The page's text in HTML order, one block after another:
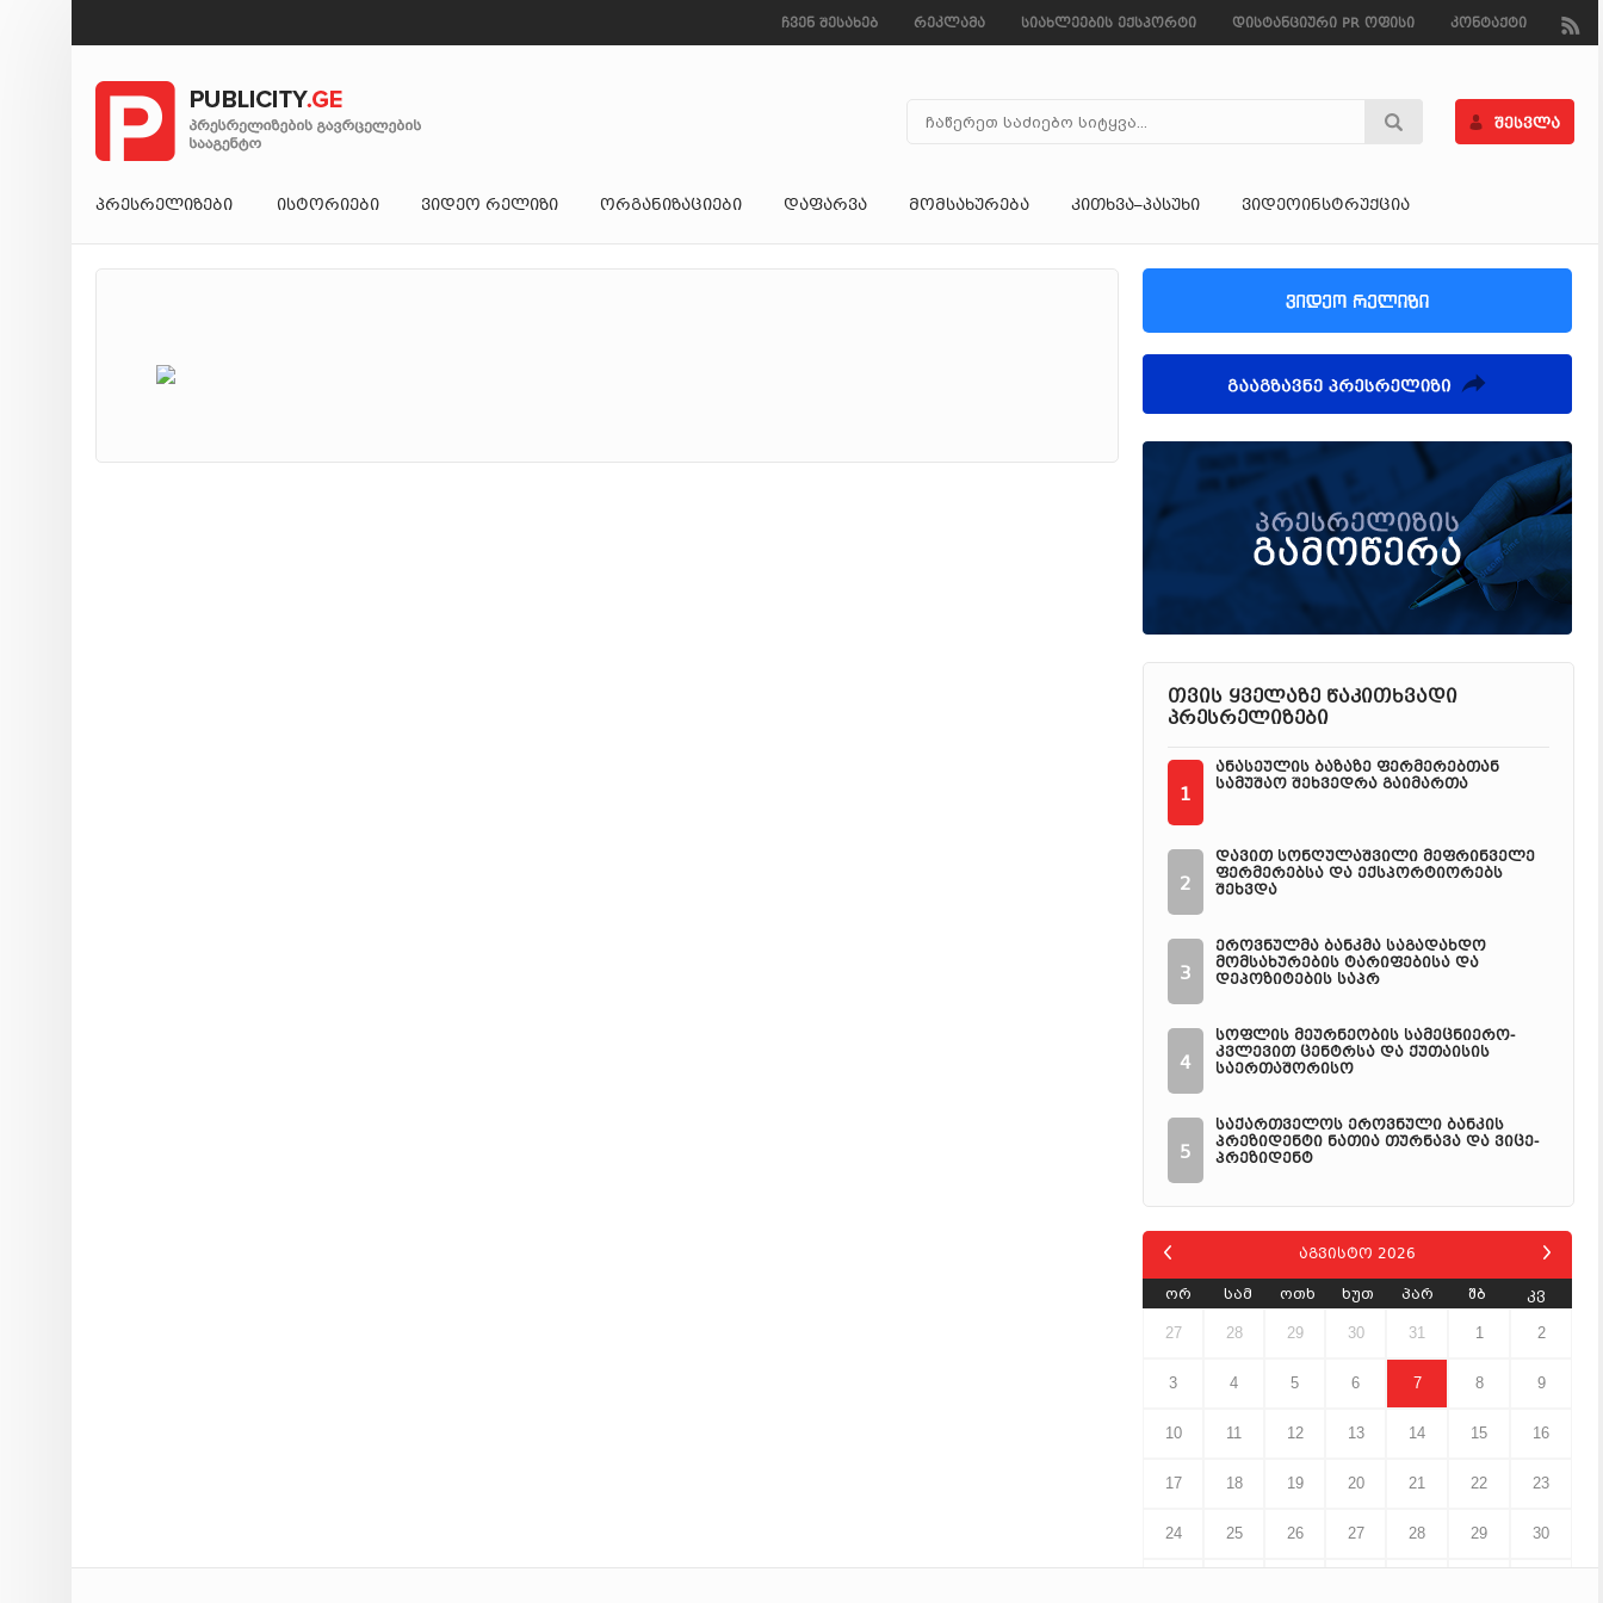
ჩვენ შესახებ რეკლამა სიახლეების ექსპორტი დისტანციური PR ოფისი კონტაქტი
ᲞᲠᲔᲡᲠᲔᲚᲘᲖᲔᲑᲘ ᲘᲡᲢᲝᲠᲘᲔᲑᲘ ᲕᲘᲓᲔᲝ ᲠᲔᲚᲘᲖᲘ ᲝᲠᲒᲐᲜᲘᲖᲐᲪᲘᲔᲑᲘ ᲓᲐᲤᲐᲠᲕᲐ ᲛᲝᲛᲡᲐᲮᲣᲠᲔᲑᲐ ᲙᲘᲗᲮᲕᲐ–ᲞᲐᲡᲣᲮᲘ ᲕᲘᲓᲔᲝᲘᲜᲡᲢᲠᲣᲥᲪᲘᲐ
თვის ყველაზე წაკითხვადი
პრესრელიზები
1
ანასეულის ბაზაზე ფერმერებთან
სამუშაო შეხვედრა გაიმართა
2
დავით სონღულაშვილი მეფრინველე
ფერმერებსა და ექსპორტიორებს
შეხვდა
3
ეროვნულმა ბანკმა საგადახდო
მომსახურების ტარიფებისა და
დეპოზიტების საპრ
4
სოფლის მეურნეობის სამეცნიერო-
კვლევით ცენტრსა და ქუთაისის
საერთაშორისო
5
საქართველოს ეროვნული ბანკის
პრეზიდენტი ნათია თურნავა და ვიცე-
პრეზიდენტ
აგვისტო 2026
ორ სამ ოთხ ხუთ პარ შბ კვ
27 28 29 30 31 1 2
3 4 5 6 7 8 9
10 11 12 13 14 15 16
17 18 19 20 21 22 23
24 25 26 27 28 29 30